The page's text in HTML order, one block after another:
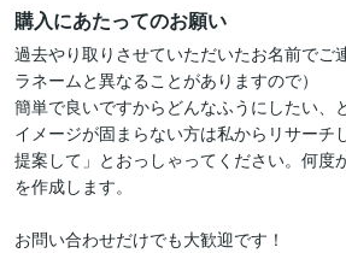
購入にあたってのお願い
過去やり取りさせていただいたお名前でご
ラネームと異なることがありますので）
簡単で良いですからどんなふうにしたい、
イメージが固まらない方は私からリサーチ
提案して」とおっしゃってください。何度
を作成します。
お問い合わせだけでも大歓迎です！